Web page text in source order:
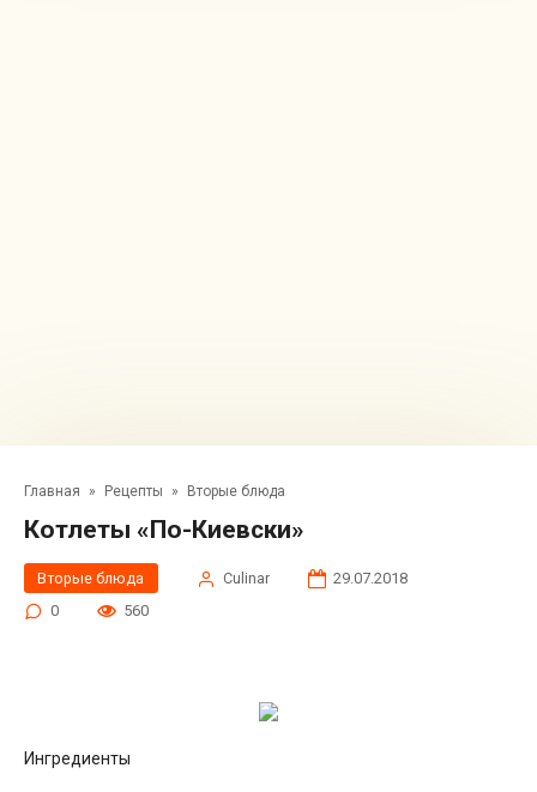
Главная » Рецепты » Вторые блюда
Котлеты «По-Киевски»
Вторые блюда Сulinar
29.07.2018
0
560
Ингредиенты